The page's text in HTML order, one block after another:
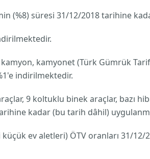
(%8) süresi 31/12/2018 tarihine
kamyonet (Türk Gümrük
indirilmektedir.
9 koltuklu binek araçlar, bazı
kadar (bu tarih dâhil)
küçük ev aletleri) ÖTV oranları 31/